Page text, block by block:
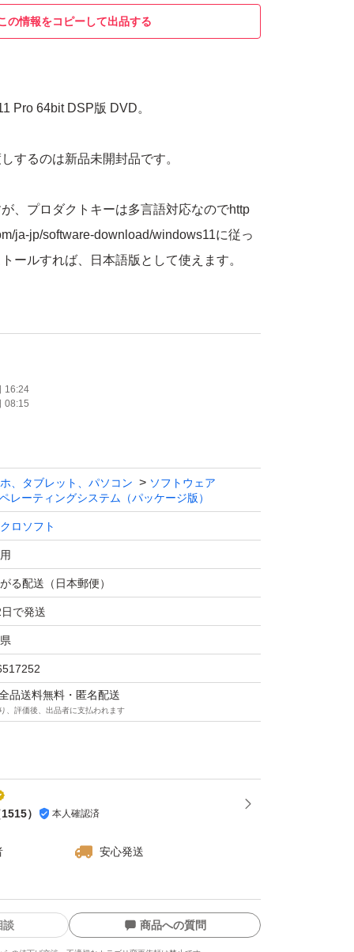
の情報をコピーして出品する
Pro 64bit DSP版 DVD。
するのは新品未開封品です。
、プロダクトキーは多言語対応なのでhttp
ja-jp/software-download/windows11に従っ
ールすれば、日本語版として使えます。
合、MicrosoftのサイトからWindows11をU
ードしてインストールし、当製品のプロダク
ンストール可能です。
証保証します。
16:24
08:15
、タブレット、パソコン
ソフトウェア
レーティングシステム（パッケージ版）
ロソフト
る配送（日本郵便）
で発送
品送料無料・匿名配送
、評価後、出品者に支払われます
1515） 本人確認済
安心発送
談 商品への質問